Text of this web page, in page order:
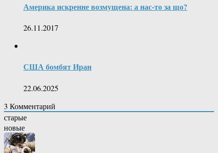
Америка искренне возмущена: а нас-то за що?
26.11.2017
США бомбят Иран
22.06.2025
3 Комментарий
старые
новые